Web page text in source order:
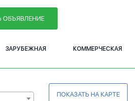
ОБЪЯВЛЕНИЕ
ЗАРУБЕЖНАЯ КОММЕРЧЕСКАЯ
ПОКАЗАТЬ НА КАРТЕ